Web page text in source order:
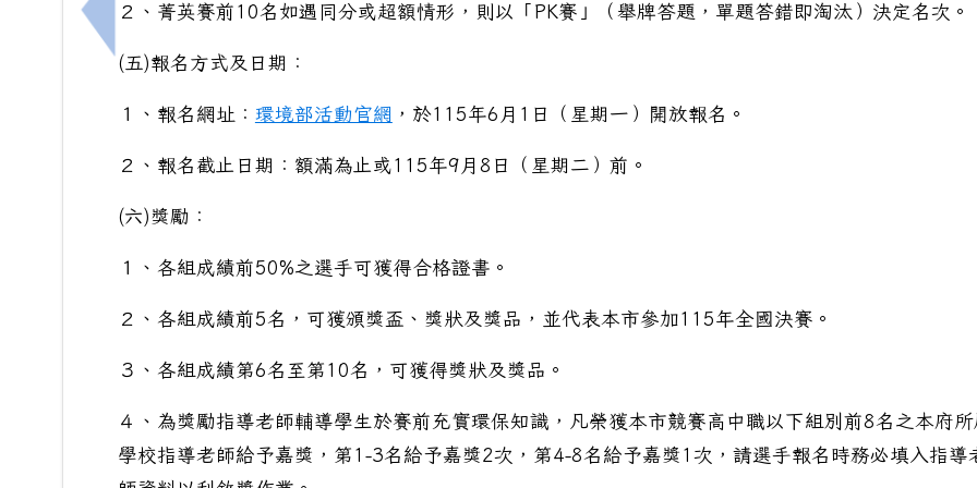
上一筆：畢業季及暑假將至，請同學提升交通安全意識，確保假期安全。
２、菁英賽前10名如遇同分或超額情形，則以「PK賽」（舉牌答題，單題答錯即淘汰）決定名次。
(五)報名方式及日期：
１、報名網址： 環境部活動官網 ，於115年6月1日（星期一）開放報名。
２、報名截止日期：額滿為止或115年9月8日（星期二）前。
(六)獎勵：
１、各組成績前50%之選手可獲得合格證書。
２、各組成績前5名，可獲頒獎盃、獎狀及獎品，並代表本市參加115年全國決賽。
３、各組成績第6名至第10名，可獲得獎狀及獎品。
４、為獎勵指導老師輔導學生於賽前充實環保知識，凡榮獲本市競賽高中職以下組別前8名之本府所
學校指導老師給予嘉獎，第1-3名給予嘉獎2次，第4-8名給予嘉獎1次，請選手報名時務必填入指導